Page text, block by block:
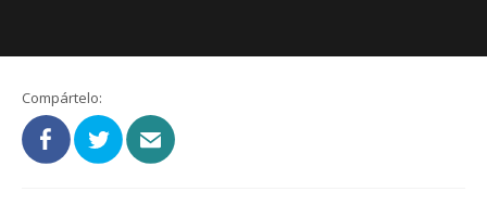
Compártelo: